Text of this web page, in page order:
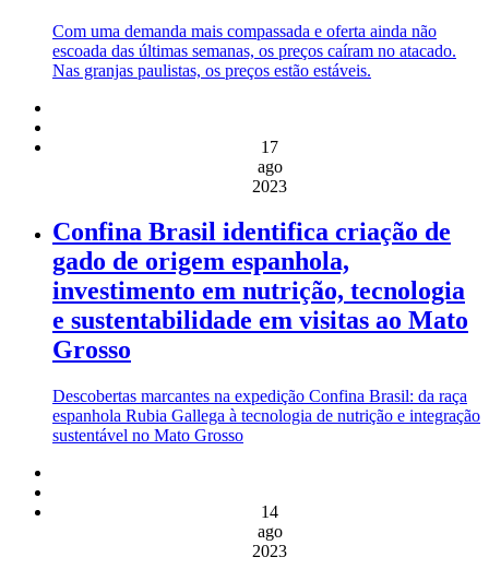
Com uma demanda mais compassada e oferta ainda não
escoada das últimas semanas, os preços caíram no atacado.
Nas granjas paulistas, os preços estão estáveis.
17
ago
2023
Confina Brasil identifica criação de
gado de origem espanhola,
investimento em nutrição, tecnologia
e sustentabilidade em visitas ao Mato
Grosso
Descobertas marcantes na expedição Confina Brasil: da raça
espanhola Rubia Gallega à tecnologia de nutrição e integração
sustentável no Mato Grosso
14
ago
2023